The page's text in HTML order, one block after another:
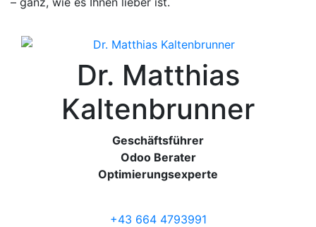
Dr. Matthias
Kaltenbrunner
Geschäftsführer
Odoo Berater
Optimierungsexperte
+43 664 4793991